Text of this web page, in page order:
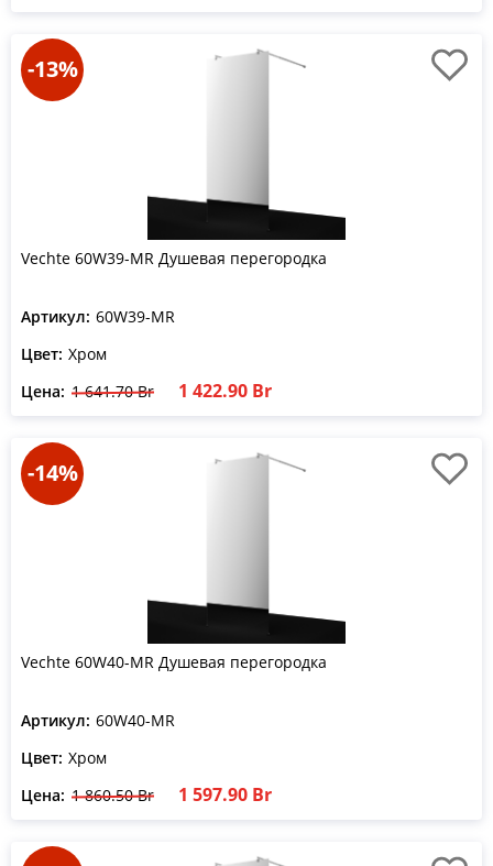
-13%
Vechte 60W39-MR Душевая перегородка
Артикул: 60W39-MR
Цвет: Хром
Цена: 1 641.70 Br 1 422.90 Br
-14%
Vechte 60W40-MR Душевая перегородка
Артикул: 60W40-MR
Цвет: Хром
Цена: 1 860.50 Br 1 597.90 Br